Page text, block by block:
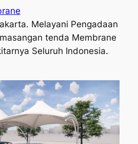
Melayani Pengadaan
tenda Membrane
Seluruh Indonesia.